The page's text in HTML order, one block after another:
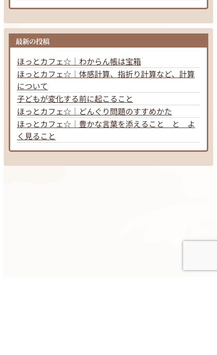
最新の投稿
ほっとカフェ☆｜わからん帳は宝箱
ほっとカフェ☆｜体感計算、指折り計算など、計算
について
子どもが変化する前に起こること
ほっとカフェ☆｜どんぐり問題のすすめかた
ほっとカフェ☆｜豊かな言葉を添えること と よ
く見ること